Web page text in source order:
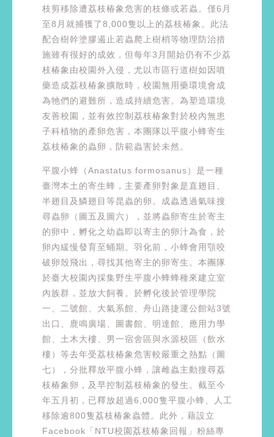
枝剪移除遭荔枝椿象危害的枝條或若蟲。僅6月
至8月就捕獲了8,000隻以上的荔枝椿象。此法
配合樹幹塗膠遏止若蟲爬上樹梢等物理防治措
施雖有很好的成效，但每年3月開始仍有不少荔
枝椿象由校園外入侵，尤以市區行道樹如因噴
藥造成荔枝椿象擴散時，校園無用藥環境會成
為牠們的避難所，造成持續危害。為塑造環境
友善校園，並有效控制荔枝椿象對於校內無患
子科植物的產卵危害，本團隊以平腹小蜂寄生
荔枝椿象的蟲卵，防範蟲害於未然。
平腹小蜂（Anastatus formosanus）是一種
臺灣本土的寄生蜂，主要產卵對象是直翅目、
半翅目及鱗翅目等昆蟲的卵。成蟲透過氣味搜
尋蟲卵（圖五及圖六），並將蟲卵寄生於寄主
的卵中，孵化之幼蟲即以寄主的卵汁為食，於
卵內緩慢發育至蛹期。羽化前，小蜂會用顎咬
破卵殼飛出，尋找其他寄主的卵寄生。本團隊
於臺大校園內採集野生平腹小蜂蜂種來建立室
內族群，並放大飼養。於孵化後於管理學院
一、二號館、大氣系館、舟山路捷運公館站3號
出口、鹿鳴廣場、圖書館、明達館、應用力學
館、土木大樓、男一宿舍區與水源校區（飲水
樓）等去年受荔枝椿象危害較嚴重之熱點（圖
七），分批釋放平腹小蜂，讓雌蟲主動搜尋荔
枝椿象卵，及早控制荔枝椿象的發生。截至今
年五月初，已釋放超過6,000隻平腹小蜂、人工
移除逾800隻荔枝椿象蟲體。此外，藉設立
Facebook「NTU校園荔枝椿象回報」粉絲專